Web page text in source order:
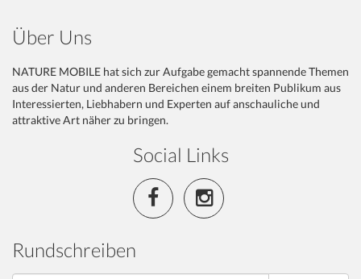
Über Uns
NATURE MOBILE hat sich zur Aufgabe gemacht spannende Themen
aus der Natur und anderen Bereichen einem breiten Publikum aus
Interessierten, Liebhabern und Experten auf anschauliche und
attraktive Art näher zu bringen.
Social Links
Rundschreiben